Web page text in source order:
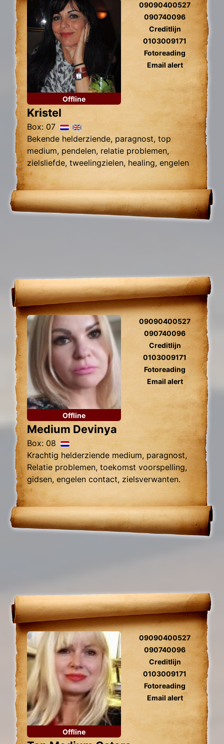
Offline
09090400527
090740096
Creditlijn
0103009171
Fotoreading
Email alert
Kristel
Box: 07
Bekende helderziende, paragnost, top
medium, pendelen, relatie problemen,
zielsliefde, tweelingzielen, healing, engelen
contact.
Offline
09090400527
090740096
Creditlijn
0103009171
Fotoreading
Email alert
Medium Devinya
Box: 08
Krachtig helderziende medium, paragnost,
Relatie problemen, toekomst voorspelling,
gidsen, engelen contact, zielsverwanten.
Offline
09090400527
090740096
Creditlijn
0103009171
Fotoreading
Email alert